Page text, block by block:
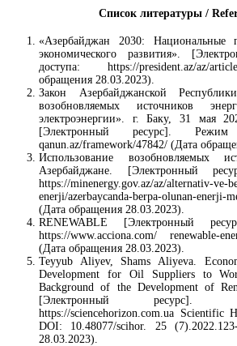
Список литературы /
«Азербайджан 2030: Национальные
экономического развития».
доступа: https://president.az/az/
обращения 28.03.2023).
Закон Азербайджанской
возобновляемых источников
электроэнергии». г. Баку, 31 мая
[Электронный ресурс].
qanun.az/framework/47842/ (Дата
Использование возобновляемых
Азербайджане. [Электронный
https://minenergy.gov.az/az/alternativ-ve-
enerji/azerbaycanda-berpa-olunan-enerji-
(Дата обращения 28.03.2023).
RENEWABLE [Электронный
https://www.acciona.com/ renewable-
(Дата обращения 28.03.2023).
Teyyub Aliyev, Shams Aliyeva.
Development for Oil Suppliers to
Background of the Development of
[Электронный ресурс].
https://sciencehorizon.com.ua Scientific
DOI: 10.48077/scihor. 25
28.03.2023).